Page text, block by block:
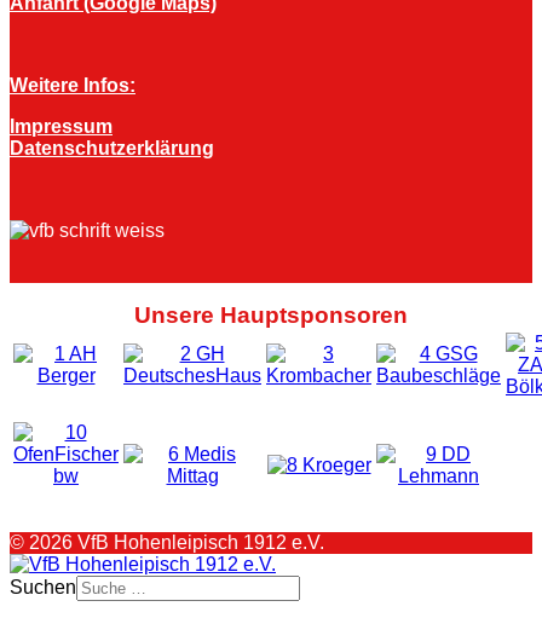
Weitere Infos:
Impressum
Datenschutzerklärung
Unsere Hauptsponsoren
© 2026 VfB Hohenleipisch 1912 e.V.
Suchen